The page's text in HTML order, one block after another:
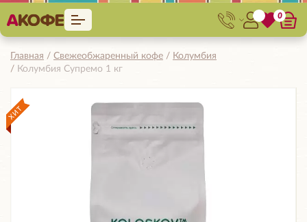
0
Главная Свежеобжаренный кофе
Колумбия
Колумбия Супремо 1 кг